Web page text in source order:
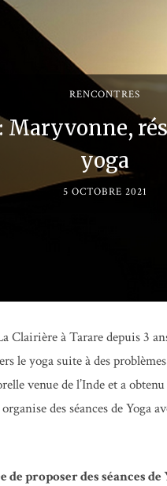
RENCONTRES
Maryvonne,
yoga
5 OCTOBRE 2021
Clairière à Tarare depuis 3
le yoga suite à des
venue de l’Inde et a
des séances de Yoga
proposer des séances de